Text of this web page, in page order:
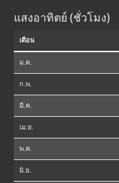
แสงอาทิตย์ (ชั่วโมง)
เดือน
ม.ค.
ก.พ.
มี.ค.
เม.ย.
พ.ค.
มิ.ย.